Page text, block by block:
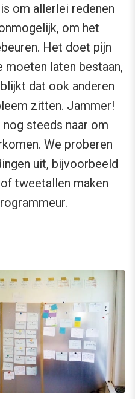
om allerlei redenen
om het
Het doet pijn
moeten laten bestaan,
dat ook anderen
zitten. Jammer!
steeds naar om
We proberen
uit, bijvoorbeeld
tweetallen maken